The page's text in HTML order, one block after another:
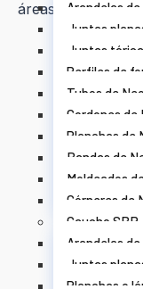
Arandelas
Juntas
Juntas
Perfiles de
Tubos de
Cordones de
Planchas de
Bandas de
Moldeados
Córneres de
Caucho SBR
Arandelas
Juntas
Planchas o
áreas de negocio